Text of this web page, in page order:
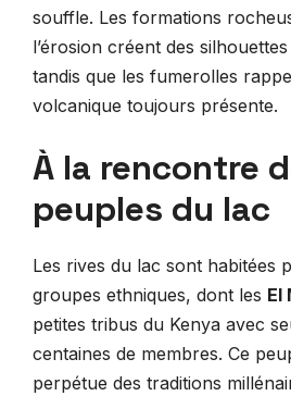
souffle. Les formations
l’érosion créent des
tandis que les fumerolles
volcanique toujours présente.
À la rencontre
peuples du lac
Les rives du lac sont habitées
groupes ethniques, dont les El
petites tribus du Kenya avec
centaines de membres. Ce
perpétue des traditions